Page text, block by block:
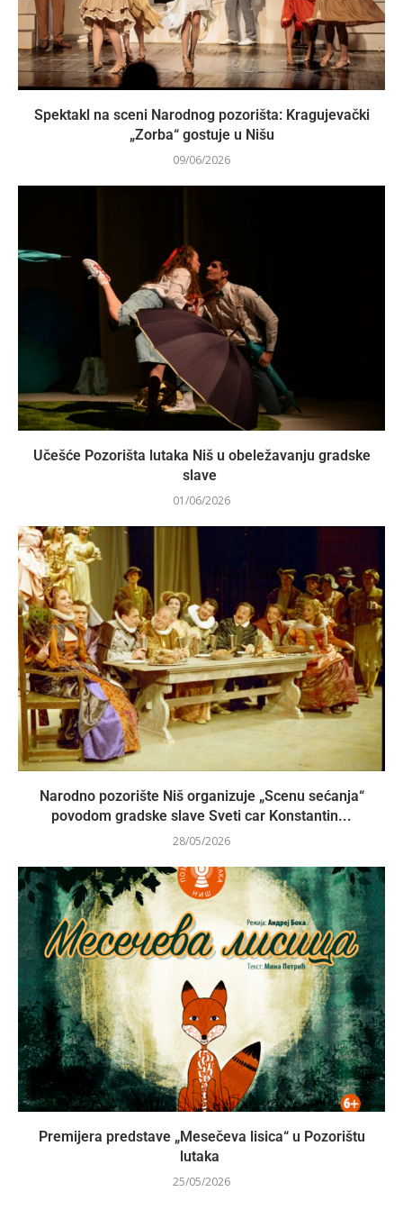
Spektakl na sceni Narodnog pozorišta: Kragujevački
„Zorba“ gostuje u Nišu
09/06/2026
Učešće Pozorišta lutaka Niš u obeležavanju gradske
slave
01/06/2026
Narodno pozorište Niš organizuje „Scenu sećanja“
povodom gradske slave Sveti car Konstantin...
28/05/2026
Premijera predstave „Mesečeva lisica“ u Pozorištu
lutaka
25/05/2026